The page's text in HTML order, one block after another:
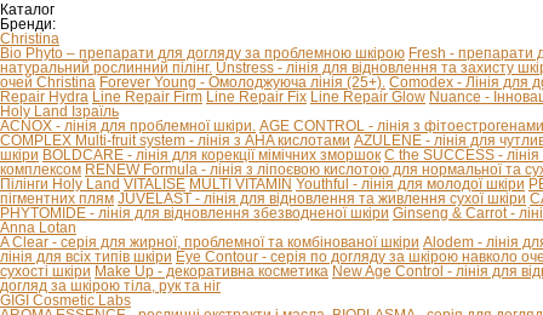
Каталог
Бренди:
Christina
Bio Phyto – препарати для догляду за проблемною шкірою Fresh - препарати
натуральний рослинний пілінг. Unstress - лінія для відновлення та захисту
очей Christina Forever Young - Омолоджуюча лінія (25+). Comodex - Лінія для
Repair Hydra Line Repair Firm Line Repair Fix Line Repair Glow Nuance -
Holy Land Ізраїль
ACNOX - лінія для проблемної шкіри. AGE CONTROL - лінія з
COMPLEX Multi-fruit system - лінія з AHA кислотами AZULENE - лінія для
шкіри BOLDCARE - лінія для корекції мімічних зморшок C the SUCCESS -
комплексом RENEW Formula - лінія з ліпоєвою кислотою для нормальної та
Пілінги Holy Land VITALISE MULTI VITAMIN Youthful - лінія для молодої шкіри
пігментних плям JUVELAST - лінія для відновлення та живлення сухої шкіри
PHYTOMIDE - лінія для відновлення збезводненої шкіри Ginseng & Carrot -
Anna Lotan
A Clear - серія для жирної, проблемної та комбінованої шкіри Alodem - лінія
лінія для всіх типів шкіри Eye Contour - серія по догляду за шкірою навколо
сухості шкіри Make Up - декоративна косметика New Age Control - лінія для
догляд за шкірою тіла, рук та ніг
GIGI Cosmetic Labs